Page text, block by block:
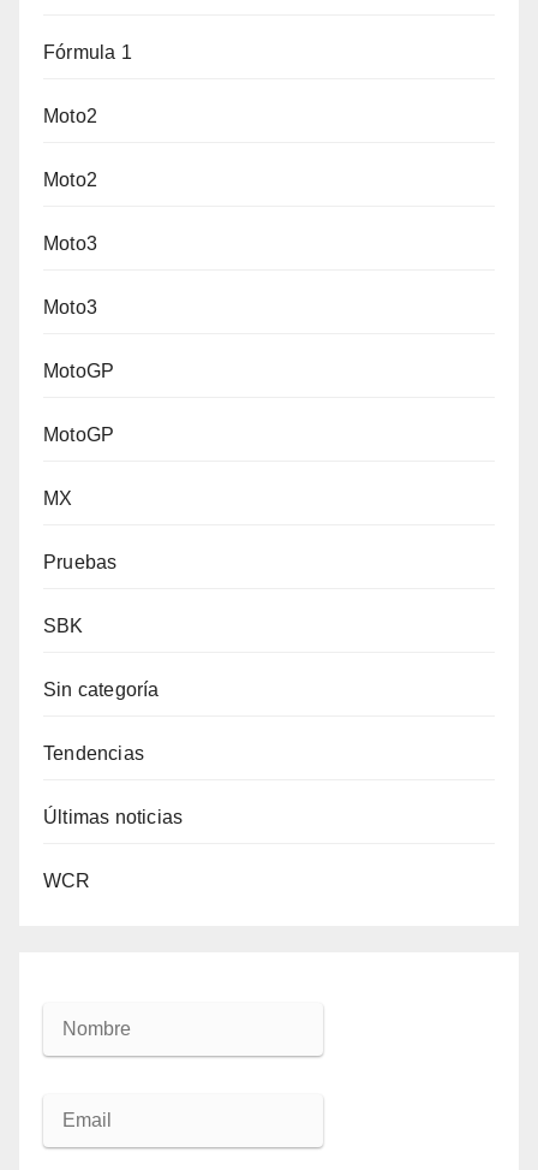
Fórmula 1
Moto2
Moto2
Moto3
Moto3
MotoGP
MotoGP
MX
Pruebas
SBK
Sin categoría
Tendencias
Últimas noticias
WCR